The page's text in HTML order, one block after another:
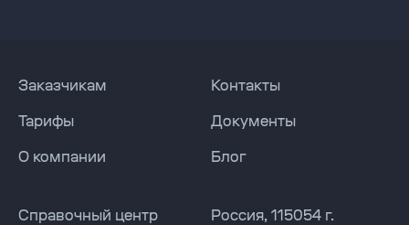
Навигация по сайту
Заказчикам
Тарифы
О компании
Контакты
Документы
Блог
Справочный центр
Solar Staff
Solar Staff
Россия, 115054 г.